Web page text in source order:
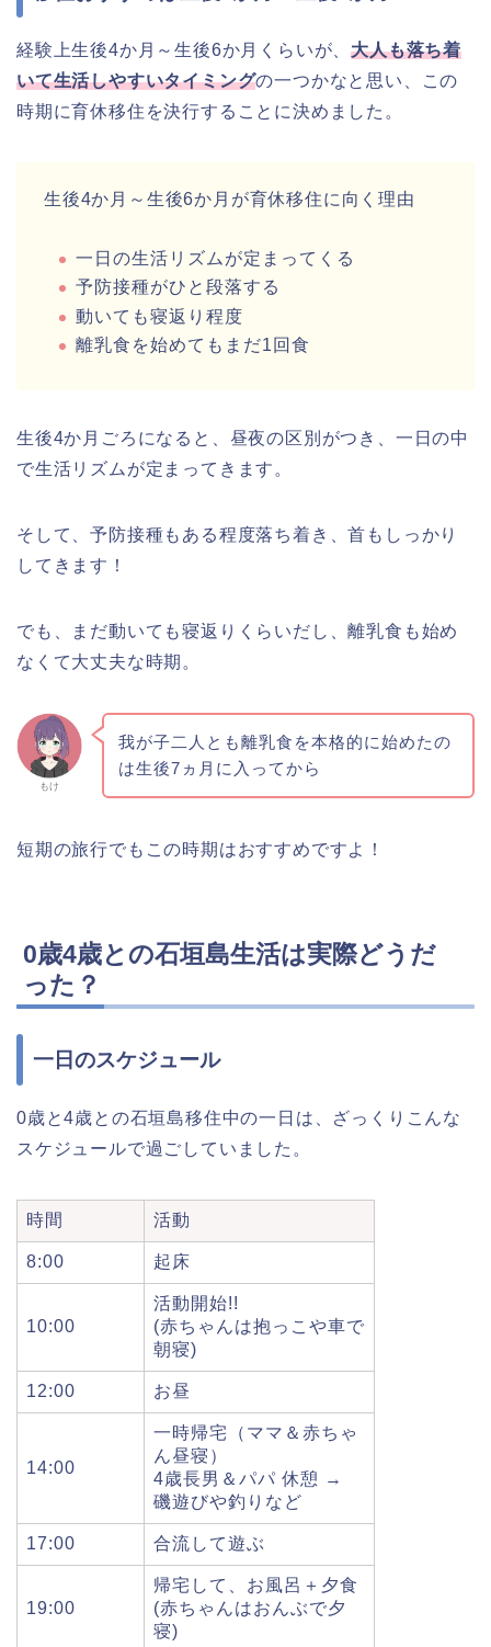
経験上生後4か月～生後6か月くらいが、大人も落ち着
いて生活しやすいタイミングの一つかなと思い、この
時期に育休移住を決行することに決めました。
生後4か月～生後6か月が育休移住に向く理由
一日の生活リズムが定まってくる
予防接種がひと段落する
動いても寝返り程度
離乳食を始めてもまだ1回食
生後4か月ごろになると、昼夜の区別がつき、一日の中
で生活リズムが定まってきます。
そして、予防接種もある程度落ち着き、首もしっかり
してきます！
でも、まだ動いても寝返りくらいだし、離乳食も始め
なくて大丈夫な時期。
もけ
我が子二人とも離乳食を本格的に始めたの
は生後7ヵ月に入ってから
短期の旅行でもこの時期はおすすめですよ！
0歳4歳との石垣島生活は実際どうだ
った？
一日のスケジュール
0歳と4歳との石垣島移住中の一日は、ざっくりこんな
スケジュールで過ごしていました。
時間 活動
8:00 起床
10:00
活動開始!!
(赤ちゃんは抱っこや車で
朝寝)
12:00 お昼
14:00
一時帰宅（ママ＆赤ちゃ
ん昼寝）
4歳長男＆パパ 休憩 →
磯遊びや釣りなど
17:00 合流して遊ぶ
19:00
帰宅して、お風呂＋夕食
(赤ちゃんはおんぶで夕
寝)